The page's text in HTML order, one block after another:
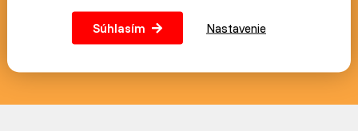
+420 383 800 130
Súhlasím Nastavenie